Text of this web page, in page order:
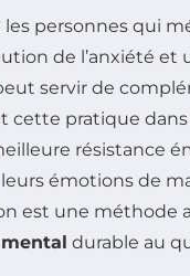
personnes qui
de l’anxiété et
servir de
cette pratique
résistance
émotions de
est une méthode
durable au